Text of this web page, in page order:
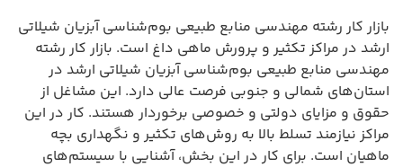
بازار کار رشته مهندسی منابع طبیعی بوم‌شناسی آبزیان شیلاتی
ارشد در مراکز تکثیر و پرورش ماهی داغ است. بازار کار رشته
مهندسی منابع طبیعی بوم‌شناسی آبزیان شیلاتی ارشد در
استان‌های شمالی و جنوبی فرصت عالی دارد. این مشاغل از
حقوق و مزایای دولتی و خصوصی برخوردار هستند. کار در این
مراکز نیازمند تسلط بالا به روش‌های تکثیر و نگهداری بچه
ماهیان است. برای کار در این بخش، آشنایی با سیستم‌های